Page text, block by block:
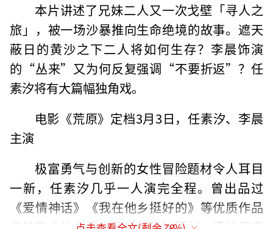
本片讲述了兄妹二人又一次戈壁「寻人之
旅」，被一场沙暴推向生命绝境的故事。遮天
蔽日的黄沙之下二人将如何生存？李晨饰演
的“丛来”又为何反复强调“不要折返”？任
素汐将有大篇幅独角戏。
电影《荒原》定档3月3日，任素汐、李晨
主演
极富勇气与创新的女性冒险题材令人耳目
一新，任素汐几乎一人演完全程。曾出品过
《爱情神话》《我在他乡挺好的》等优质作品